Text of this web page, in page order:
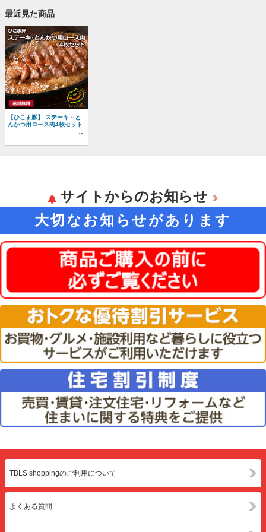
最近見た商品
【ひこま豚】 ステーキ・と
んかつ用ロース肉4枚セット
サイトからのお知らせ
大切なお知らせがあります
TBLS shoppingのご利用について
よくある質問